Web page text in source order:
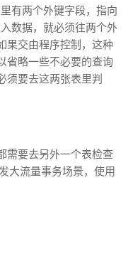
有两个外键字段，指向
数据，就必须往两个外
果交由程序控制，这种
省略一些不必要的查询
须要去这两张表里判
需要去另外一个表检查
大流量事务场景，使用